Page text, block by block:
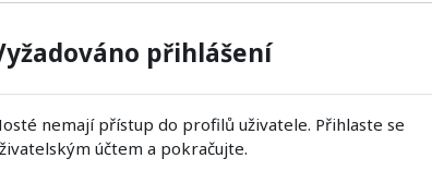
přihlášení
nemají přístup do profilů uživatele. Přihlaste se
účtem a pokračujte.